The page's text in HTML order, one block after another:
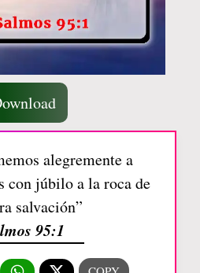
alegremente a
con júbilo a la roca de
salvación”
95:1